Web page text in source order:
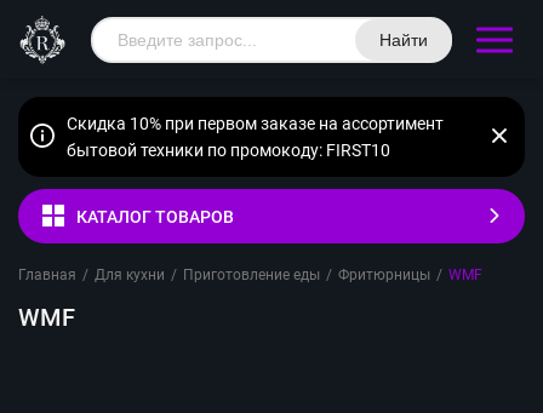
Найти
Скидка 10% при первом заказе на ассортимент
бытовой техники по промокоду: FIRST10
КАТАЛОГ ТОВАРОВ
Главная / Для кухни / Приготовление еды / Фритюрницы / WMF
WMF